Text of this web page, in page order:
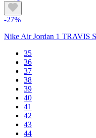
-27%
Nike Air Jordan 1 TRAVIS
35
36
37
38
39
40
41
42
43
44